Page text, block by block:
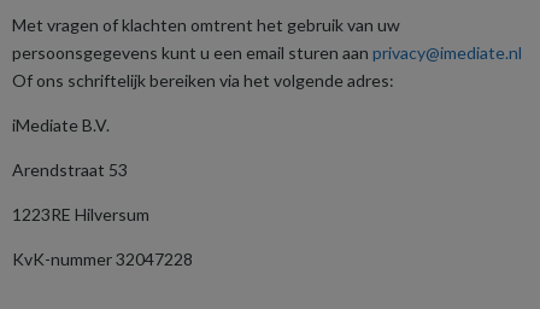
Met vragen of klachten omtrent het gebruik van uw
persoonsgegevens kunt u een email sturen aan privacy@imediate.nl
Of ons schriftelijk bereiken via het volgende adres:
iMediate B.V.
Arendstraat 53
1223RE Hilversum
KvK-nummer 32047228